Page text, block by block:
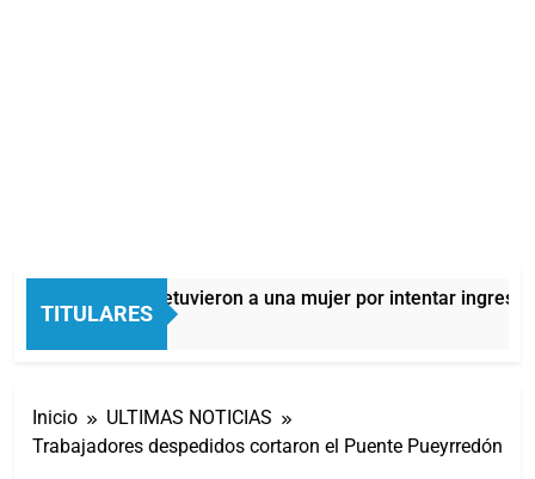
TITULARES
Quilmes: detuvieron a una mujer por intentar
11 Horas Atrás
Inicio
ULTIMAS NOTICIAS
Trabajadores despedidos cortaron el Puente Pueyrredón